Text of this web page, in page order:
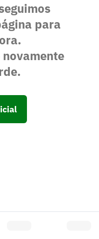
para